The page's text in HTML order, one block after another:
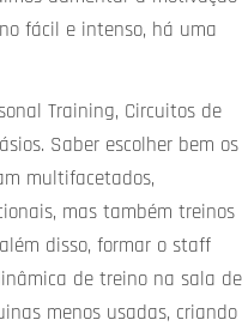
fácil e intenso, há uma
Training, Circuitos de
Saber escolher bem os
multifacetados,
mas também treinos
disso, formar o staff
de treino na sala de
menos usadas, criando